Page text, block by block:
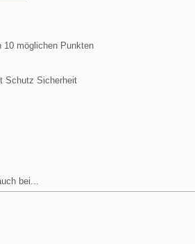
möglichen Punkten
Schutz Sicherheit
bei...